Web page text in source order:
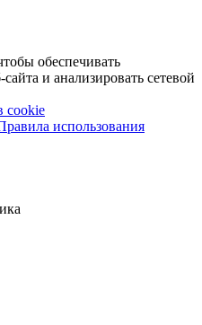
обеспечивать
и анализировать сетевой
cookie
использования